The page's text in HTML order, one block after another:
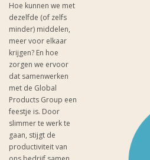
Hoe kunnen we met
dezelfde (of zelfs
minder) middelen,
meer voor elkaar
krijgen? En hoe
zorgen we ervoor
dat samenwerken
met de Global
Products Group een
feestje is. Door
slimmer te werk te
gaan, stijgt de
productiviteit van